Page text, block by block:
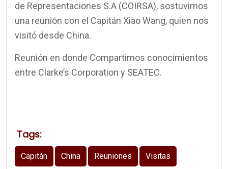
de Representaciones S.A (COIRSA), sostuvimos
una reunión con el Capitán Xiao Wang, quien nos
visitó desde China.
Reunión en donde Compartimos conocimientos
entre Clarke’s Corporation y SEATEC.
Tags:
Capitán China Reuniones Visitas